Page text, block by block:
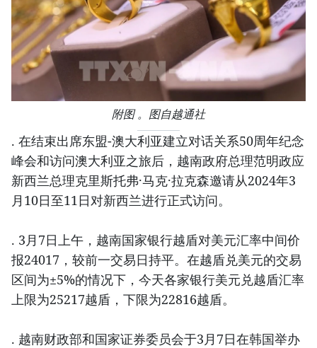
附图 。图自越通社
. 在结束出席东盟-澳大利亚建立对话关系50周年纪念
峰会和访问澳大利亚之旅后，越南政府总理范明政应
新西兰总理克里斯托弗·马克·拉克森邀请从2024年3
月10日至11日对新西兰进行正式访问。
. 3月7日上午，越南国家银行越盾对美元汇率中间价
报24017，较前一交易日持平。在越盾兑美元的交易
区间为±5%的情况下，今天各家银行美元兑越盾汇率
上限为25217越盾，下限为22816越盾。
. 越南财政部和国家证券委员会于3月7日在韩国举办